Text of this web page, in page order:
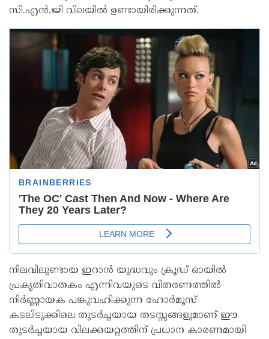
സി.എൻ.ജി വിലയിൽ ഉണ്ടായിരിക്കുന്നത്.
നിലവിലുണ്ടായ ഇറാൻ യുദ്ധവും ക്രൂഡ് ഓയിൽ
പ്രകൃതിവാതകം എന്നിവയുടെ വിതരണത്തിൽ
നിർണ്ണായക പങ്കുവഹിക്കുന്ന ഹോർമൂസ്
കടലിടുക്കിലെ തുടർച്ചയായ തടസ്സങ്ങളുമാണ് ഈ
തുടർച്ചയായ വിലക്കയറ്റത്തിന് പ്രധാന കാരണമായി